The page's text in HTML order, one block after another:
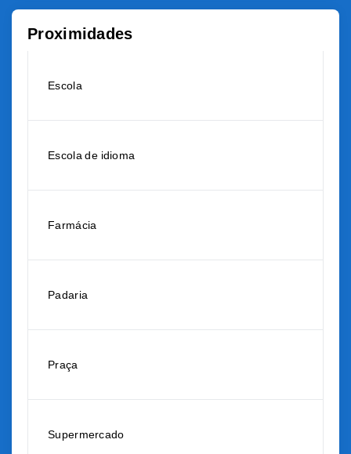
Proximidades
Escola
Escola de idioma
Farmácia
Padaria
Praça
Supermercado